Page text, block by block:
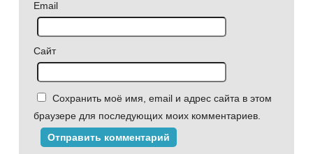
Email
Сайт
Сохранить моё имя, email и адрес сайта в этом
браузере для последующих моих комментариев.